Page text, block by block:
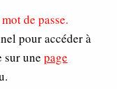
de passe.
pour accéder à
sur une page